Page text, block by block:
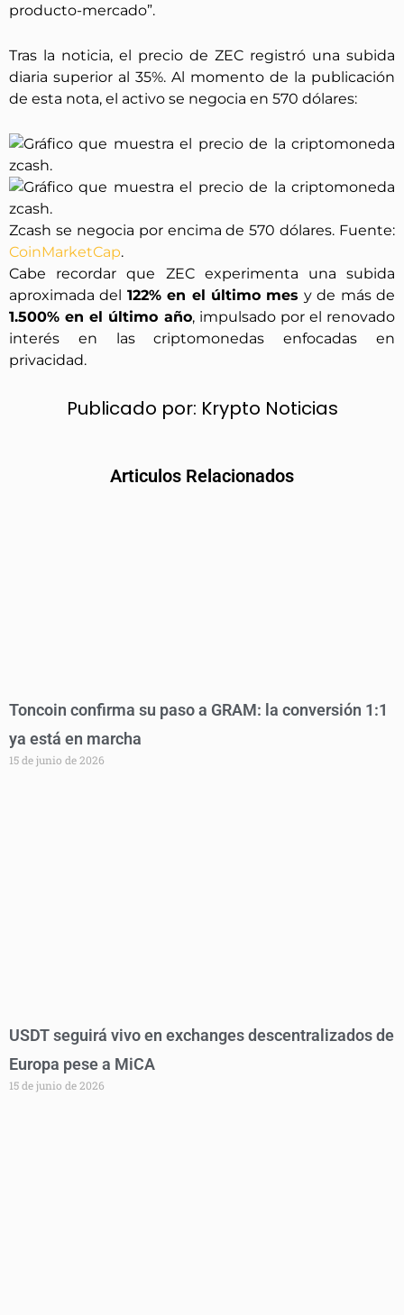
producto-mercado”.
Tras la noticia, el precio de ZEC registró una subida
diaria superior al 35%. Al momento de la publicación
de esta nota, el activo se negocia en 570 dólares:
Zcash se negocia por encima de 570 dólares. Fuente:
CoinMarketCap.
Cabe recordar que ZEC experimenta una subida
aproximada del 122% en el último mes y de más de
1.500% en el último año, impulsado por el renovado
interés en las criptomonedas enfocadas en
privacidad.
Publicado por: Krypto Noticias
Articulos Relacionados
Toncoin confirma su paso a GRAM: la conversión 1:1
ya está en marcha
15 de junio de 2026
USDT seguirá vivo en exchanges descentralizados de
Europa pese a MiCA
15 de junio de 2026